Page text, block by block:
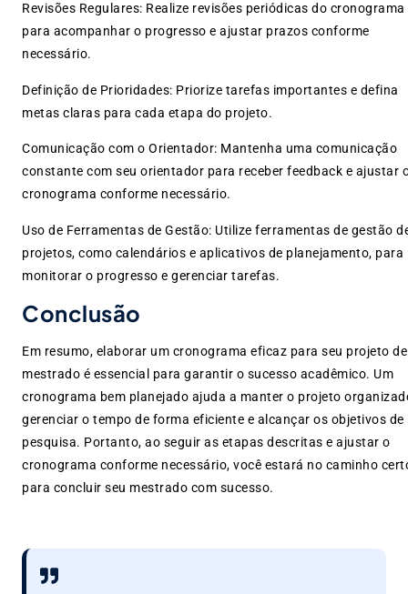
Revisões Regulares: Realize revisões periódicas do cronograma
para acompanhar o progresso e ajustar prazos conforme
necessário.
Definição de Prioridades: Priorize tarefas importantes e defina
metas claras para cada etapa do projeto.
Comunicação com o Orientador: Mantenha uma comunicação
constante com seu orientador para receber feedback e ajustar
cronograma conforme necessário.
Uso de Ferramentas de Gestão: Utilize ferramentas de gestão
projetos, como calendários e aplicativos de planejamento, para
monitorar o progresso e gerenciar tarefas.
Conclusão
Em resumo, elaborar um cronograma eficaz para seu projeto de
mestrado é essencial para garantir o sucesso acadêmico. Um
cronograma bem planejado ajuda a manter o projeto
gerenciar o tempo de forma eficiente e alcançar os objetivos de
pesquisa. Portanto, ao seguir as etapas descritas e ajustar o
cronograma conforme necessário, você estará no caminho
para concluir seu mestrado com sucesso.